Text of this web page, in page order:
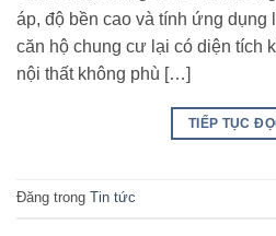
áp, độ bền cao và tính ứng dụng
căn hộ chung cư lại có diện tích
nội thất không phù […]
TIẾP TỤC
Đăng trong Tin tức